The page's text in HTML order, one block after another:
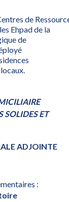
de
Ehpad de la
de
SOLIDES ET
ADJOINTE
: